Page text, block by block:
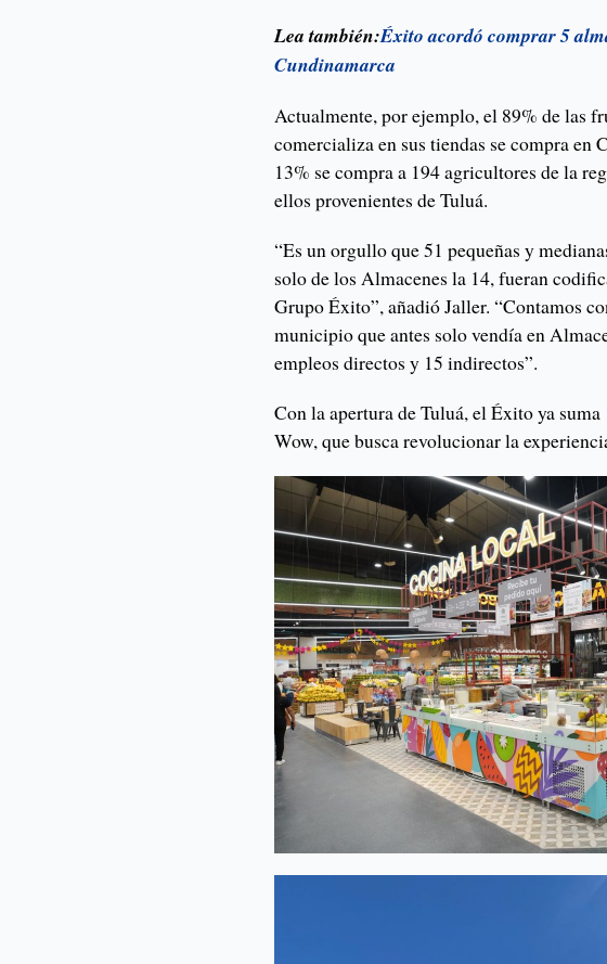
Lea también:Éxito acordó comprar 5
Cundinamarca
Actualmente, por ejemplo, el 89% de las
comercializa en sus tiendas se compra en
13% se compra a 194 agricultores de la
ellos provenientes de Tuluá.
“Es un orgullo que 51 pequeñas y
solo de los Almacenes la 14, fueran
Grupo Éxito”, añadió Jaller. “Contamos
municipio que antes solo vendía en
empleos directos y 15 indirectos”.
Con la apertura de Tuluá, el Éxito ya
Wow, que busca revolucionar la